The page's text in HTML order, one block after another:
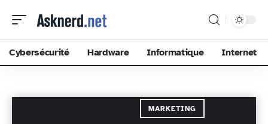
Cybersécurité Hardware Informatique Internet
MARKETING